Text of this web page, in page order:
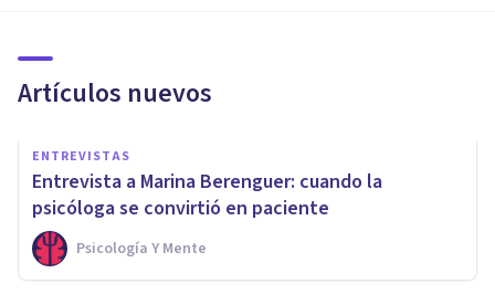
Artículos nuevos
ENTREVISTAS
Entrevista a Marina Berenguer: cuando la
psicóloga se convirtió en paciente
Psicología Y Mente